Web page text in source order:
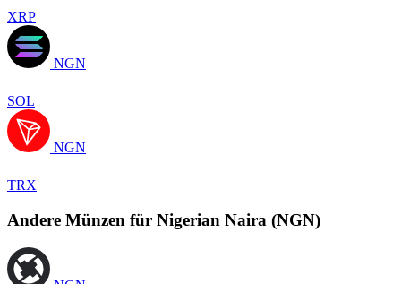
XRP
NGN
SOL
NGN
TRX
Andere Münzen für Nigerian Naira (NGN)